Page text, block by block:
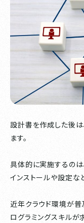
設計書を作成した後は
ます。
具体的に実施するのは
インストールや設定な
近年クラウド環境が普
ログラミングスキルが